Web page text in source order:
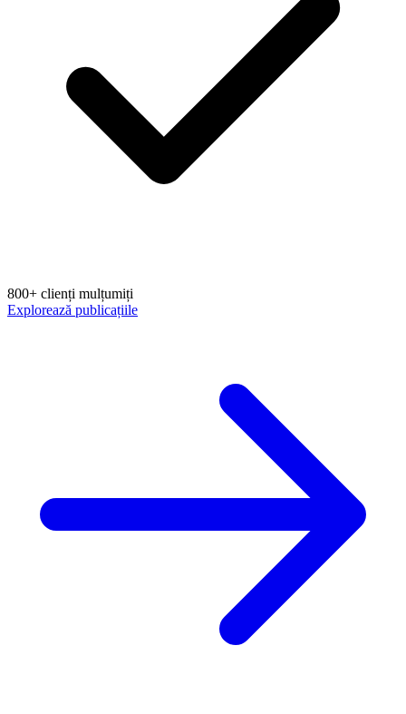
800+ clienți mulțumiți
Explorează publicațiile